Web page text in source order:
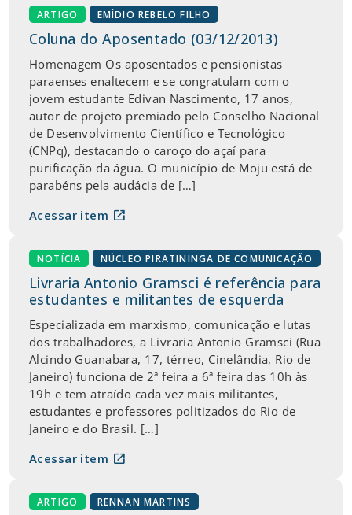
ARTIGO EMÍDIO REBELO FILHO
Coluna do Aposentado (03/12/2013)
Homenagem Os aposentados e pensionistas
paraenses enaltecem e se congratulam com o
jovem estudante Edivan Nascimento, 17 anos,
autor de projeto premiado pelo Conselho Nacional
de Desenvolvimento Científico e Tecnológico
(CNPq), destacando o caroço do açaí para
purificação da água. O município de Moju está de
parabéns pela audácia de […]
Acessar item open_in_new
NOTÍCIA NÚCLEO PIRATININGA DE COMUNICAÇÃO
Livraria Antonio Gramsci é referência para
estudantes e militantes de esquerda
Especializada em marxismo, comunicação e lutas
dos trabalhadores, a Livraria Antonio Gramsci (Rua
Alcindo Guanabara, 17, térreo, Cinelândia, Rio de
Janeiro) funciona de 2ª feira a 6ª feira das 10h às
19h e tem atraído cada vez mais militantes,
estudantes e professores politizados do Rio de
Janeiro e do Brasil. […]
Acessar item open_in_new
ARTIGO RENNAN MARTINS